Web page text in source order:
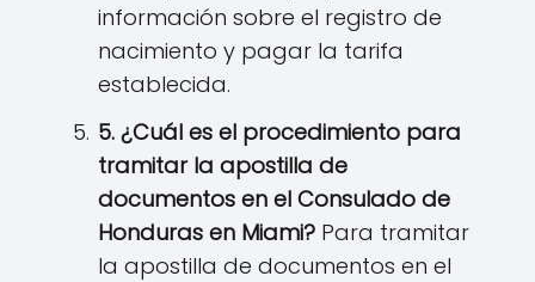
información sobre el registro de
nacimiento y pagar la tarifa
establecida.
5. ¿Cuál es el procedimiento para
tramitar la apostilla de
documentos en el Consulado de
Honduras en Miami? Para tramitar
la apostilla de documentos en el